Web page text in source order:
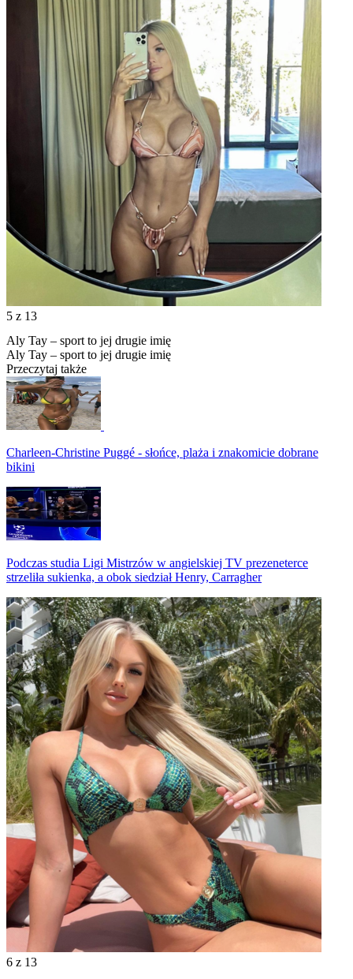
5 z 13
Aly Tay – sport to jej drugie imię
Aly Tay – sport to jej drugie imię
Przeczytaj także
Charleen-Christine Puggé - słońce, plaża i znakomicie dobrane
bikini
Podczas studia Ligi Mistrzów w angielskiej TV prezeneterce
strzeliła sukienka, a obok siedział Henry, Carragher
6 z 13